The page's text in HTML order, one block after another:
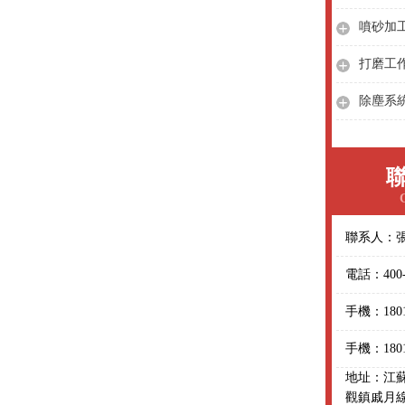
噴砂加
打磨工
除塵系
聯系人：
電話：
手機：
手機：
地址：江
觀鎮戚月